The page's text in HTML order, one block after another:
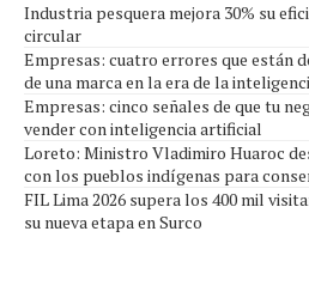
Industria pesquera mejora 30% su
circular
Empresas: cuatro errores que están
de una marca en la era de la
Empresas: cinco señales de que tu
vender con inteligencia artificial
Loreto: Ministro Vladimiro Huaroc
con los pueblos indígenas para
FIL Lima 2026 supera los 400 mil
su nueva etapa en Surco